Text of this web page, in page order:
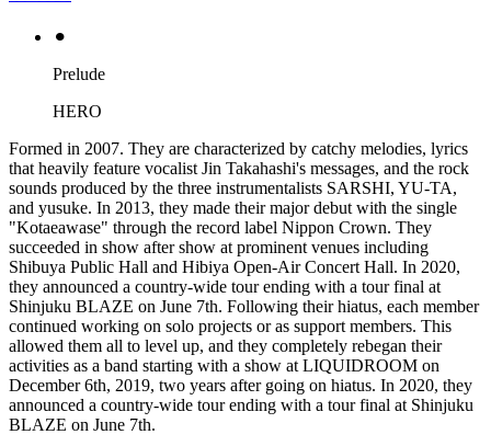
⚫︎
Prelude
HERO
Formed in 2007. They are characterized by catchy melodies, lyrics
that heavily feature vocalist Jin Takahashi's messages, and the rock
sounds produced by the three instrumentalists SARSHI, YU-TA,
and yusuke. In 2013, they made their major debut with the single
"Kotaeawase" through the record label Nippon Crown. They
succeeded in show after show at prominent venues including
Shibuya Public Hall and Hibiya Open-Air Concert Hall. In 2020,
they announced a country-wide tour ending with a tour final at
Shinjuku BLAZE on June 7th. Following their hiatus, each member
continued working on solo projects or as support members. This
allowed them all to level up, and they completely rebegan their
activities as a band starting with a show at LIQUIDROOM on
December 6th, 2019, two years after going on hiatus. In 2020, they
announced a country-wide tour ending with a tour final at Shinjuku
BLAZE on June 7th.